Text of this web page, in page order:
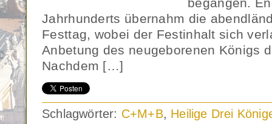
Jahrhunderts übernahm die
Festtag, wobei der Festinhalt sich
Anbetung des neugeborenen Königs
Nachdem […]
Schlagwörter: C+M+B, Heilige Drei